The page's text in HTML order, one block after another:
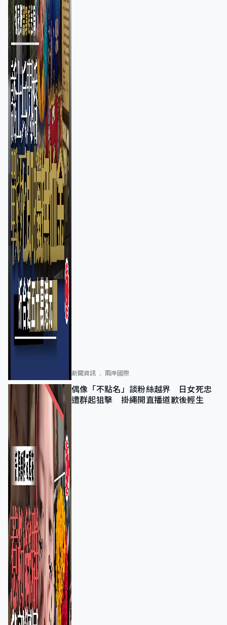
新聞資訊 兩岸國際
偶像「不點名」談粉絲越界 日女死忠
遭群起狙擊 掛繩開直播道歉後輕生